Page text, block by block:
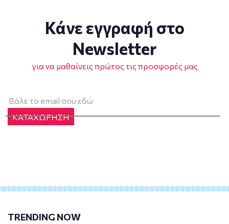
Κάνε εγγραφή στο
Newsletter
για να μαθαίνεις πρώτος τις προσφορές μας
ΚΑΤΑΧΩΡΗΣΗ
TRENDING NOW